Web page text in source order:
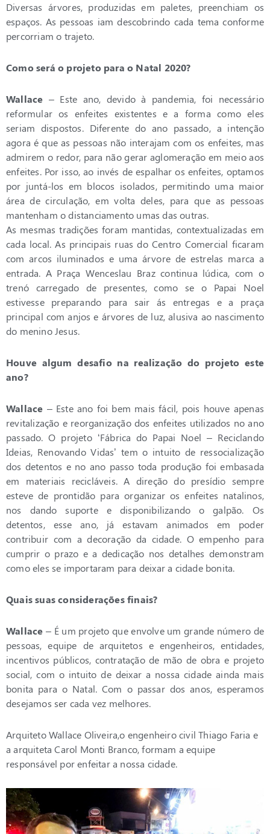
Diversas árvores, produzidas em paletes, preenchiam os
espaços. As pessoas iam descobrindo cada tema conforme
percorriam o trajeto.
Como será o projeto para o Natal 2020?
Wallace – Este ano, devido à pandemia, foi necessário
reformular os enfeites existentes e a forma como eles
seriam dispostos. Diferente do ano passado, a intenção
agora é que as pessoas não interajam com os enfeites, mas
admirem o redor, para não gerar aglomeração em meio aos
enfeites. Por isso, ao invés de espalhar os enfeites, optamos
por juntá-los em blocos isolados, permitindo uma maior
área de circulação, em volta deles, para que as pessoas
mantenham o distanciamento umas das outras.
As mesmas tradições foram mantidas, contextualizadas em
cada local. As principais ruas do Centro Comercial ficaram
com arcos iluminados e uma árvore de estrelas marca a
entrada. A Praça Wenceslau Braz continua lúdica, com o
trenó carregado de presentes, como se o Papai Noel
estivesse preparando para sair ás entregas e a praça
principal com anjos e árvores de luz, alusiva ao nascimento
do menino Jesus.
Houve algum desafio na realização do projeto este
ano?
Wallace – Este ano foi bem mais fácil, pois houve apenas
revitalização e reorganização dos enfeites utilizados no ano
passado. O projeto ‘Fábrica do Papai Noel – Reciclando
Ideias, Renovando Vidas’ tem o intuito de ressocialização
dos detentos e no ano passo toda produção foi embasada
em materiais recicláveis. A direção do presídio sempre
esteve de prontidão para organizar os enfeites natalinos,
nos dando suporte e disponibilizando o galpão. Os
detentos, esse ano, já estavam animados em poder
contribuir com a decoração da cidade. O empenho para
cumprir o prazo e a dedicação nos detalhes demonstram
como eles se importaram para deixar a cidade bonita.
Quais suas considerações finais?
Wallace – É um projeto que envolve um grande número de
pessoas, equipe de arquitetos e engenheiros, entidades,
incentivos públicos, contratação de mão de obra e projeto
social, com o intuito de deixar a nossa cidade ainda mais
bonita para o Natal. Com o passar dos anos, esperamos
desejamos ser cada vez melhores.
Arquiteto Wallace Oliveira,o engenheiro civil Thiago Faria e
a arquiteta Carol Monti Branco, formam a equipe
responsável por enfeitar a nossa cidade.